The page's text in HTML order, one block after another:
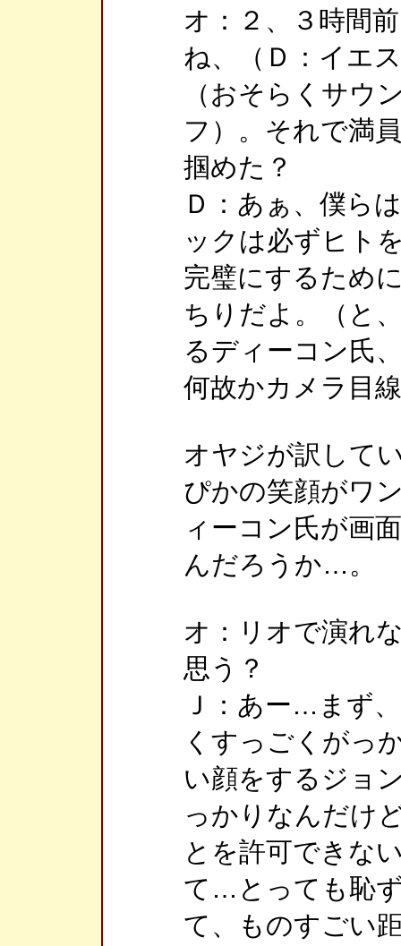
オ：２、３時間
ね、（Ｄ：イエ
（おそらくサウ
フ）。それで満
掴めた？
Ｄ：あぁ、僕ら
ックは必ずヒト
完璧にするため
ちりだよ。（と
るディーコン氏
何故かカメラ目
オヤジが訳して
ぴかの笑顔がワ
ィーコン氏が画
んだろうか…。
オ：リオで演れ
思う？
Ｊ：あー…まず
くすっごくがっ
い顔をするジョ
っかりなんだけ
とを許可できな
て…とっても恥
て、ものすごい